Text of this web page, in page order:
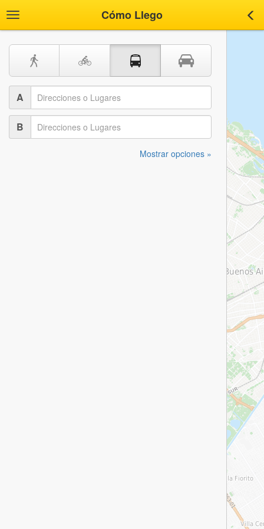
Toggle
navigation
Cómo Llego
A
B
Mostrar opciones »